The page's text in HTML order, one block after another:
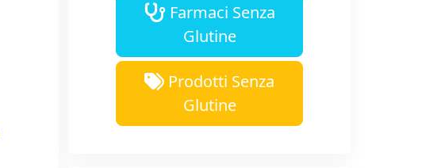
Farmaci Senza
Glutine
Prodotti Senza
Glutine